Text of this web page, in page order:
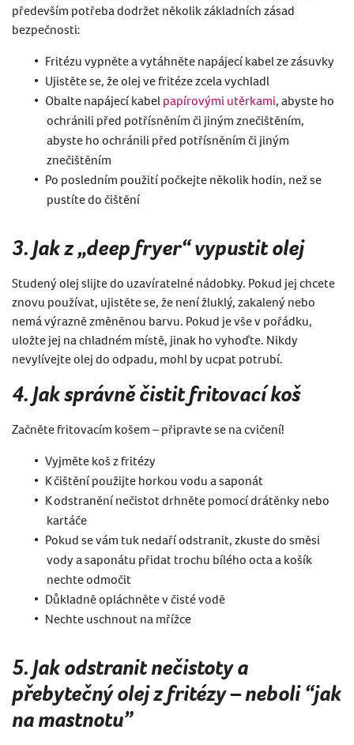
především potřeba dodržet několik základních zásad
bezpečnosti:
Fritézu vypněte a vytáhněte napájecí kabel ze zásuvky
Ujistěte se, že olej ve fritéze zcela vychladl
Obalte napájecí kabel papírovými utěrkami, abyste ho
ochránili před potřísněním či jiným znečištěním,
abyste ho ochránili před potřísněním či jiným
znečištěním
Po posledním použití počkejte několik hodin, než se
pustíte do čištění
3. Jak z „deep fryer“ vypustit olej
Studený olej slijte do uzavíratelné nádobky. Pokud jej chcete
znovu používat, ujistěte se, že není žluklý, zakalený nebo
nemá výrazně změněnou barvu. Pokud je vše v pořádku,
uložte jej na chladném místě, jinak ho vyhoďte. Nikdy
nevylívejte olej do odpadu, mohl by ucpat potrubí.
4. Jak správně čistit fritovací koš
Začněte fritovacím košem – připravte se na cvičení!
Vyjměte koš z fritézy
K čištění použijte horkou vodu a saponát
K odstranění nečistot drhněte pomocí drátěnky nebo
kartáče
Pokud se vám tuk nedaří odstranit, zkuste do směsi
vody a saponátu přidat trochu bílého octa a košík
nechte odmočit
Důkladně opláchněte v čisté vodě
Nechte uschnout na mřížce
5. Jak odstranit nečistoty a
přebytečný olej z fritézy – neboli “jak
na mastnotu”